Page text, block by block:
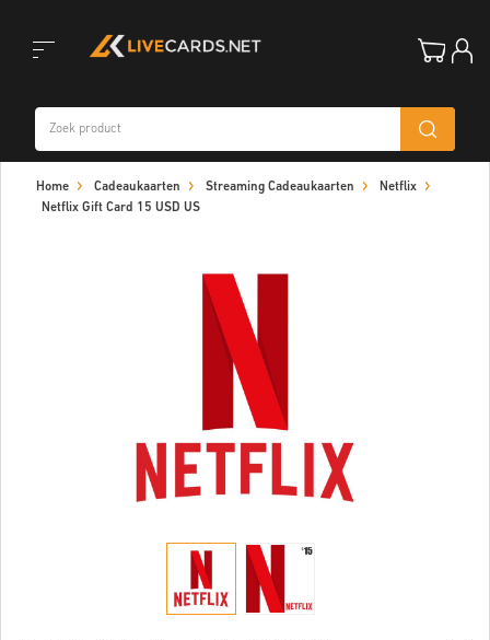
navigation
Home Cadeaukaarten Streaming Cadeaukaarten
Netflix
Netflix Gift Card 15 USD US